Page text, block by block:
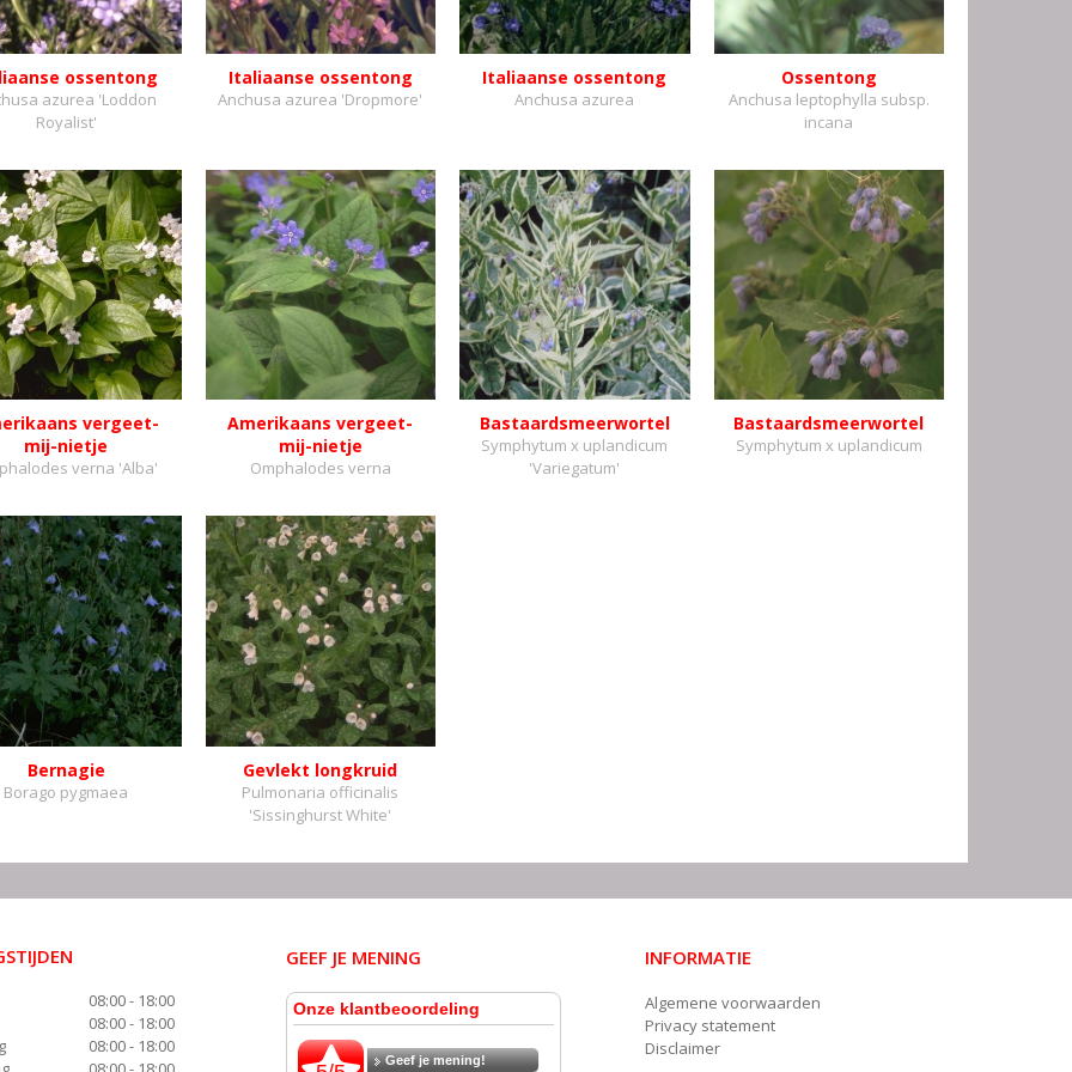
ossentong
azurea 'Loddon
Royalist'
Italiaanse ossentong
Anchusa azurea 'Dropmore'
Italiaanse ossentong
Anchusa azurea
Ossentong
Anchusa leptophylla subsp.
incana
vergeet-
mij-nietje
verna 'Alba'
Amerikaans vergeet-
mij-nietje
Omphalodes verna
Bastaardsmeerwortel
Symphytum x uplandicum
'Variegatum'
Bastaardsmeerwortel
Symphytum x uplandicum
Bernagie
Borago pygmaea
Gevlekt longkruid
Pulmonaria officinalis
'Sissinghurst White'
08:00 - 18:00
08:00 - 18:00
08:00 - 18:00
GEEF JE MENING INFORMATIE
Algemene voorwaarden
Privacy statement
Disclaimer